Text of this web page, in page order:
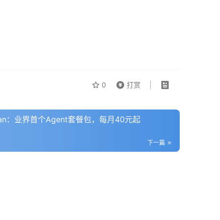
0 打赏
：业界首个Agent套餐包，每月40元起
下一篇